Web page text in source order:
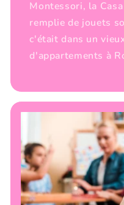
Montessori, la
remplie de jouets
c'était dans un
d'appartements à